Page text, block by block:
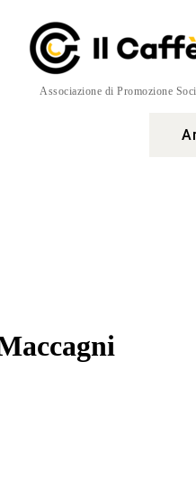
Associazione di Promozione